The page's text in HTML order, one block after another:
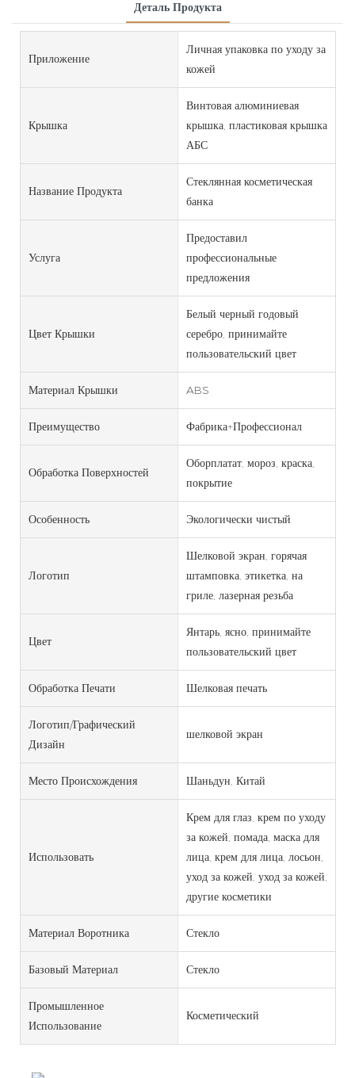
Деталь Продукта
Приложение
Личная упаковка по уходу за
кожей
Крышка
Винтовая алюминиевая
крышка, пластиковая крышка
АБС
Название Продукта
Стеклянная косметическая
банка
Услуга
Предоставил
профессиональные
предложения
Цвет Крышки
Белый черный годовый
серебро, принимайте
пользовательский цвет
Материал Крышки ABS
Преимущество Фабрика+Профессионал
Обработка Поверхностей
Оборплатат, мороз, краска,
покрытие
Особенность Экологически чистый
Логотип
Шелковой экран, горячая
штамповка, этикетка, на
гриле, лазерная резьба
Цвет
Янтарь, ясно, принимайте
пользовательский цвет
Обработка Печати Шелковая печать
Логотип/графический
Дизайн
шелковой экран
Место Происхождения Шаньдун, Китай
Использовать
Крем для глаз, крем по уходу
за кожей, помада, маска для
лица, крем для лица, лосьон,
уход за кожей, уход за кожей,
другие косметики
Материал Воротника Стекло
Базовый Материал Стекло
Промышленное
Использование
Косметический